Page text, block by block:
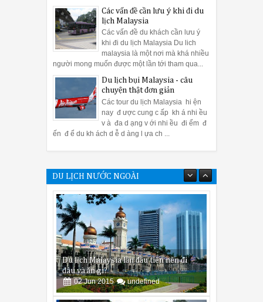
Các vấn đề cần lưu ý khi đi du
lịch Malaysia
Các vấn đề du khách cần lưu ý
khi đi du lịch Malaysia Du lich
malaysia là một nơi mà khá nhiều
người mong muốn được một lần tới tham qua...
Du lịch bụi Malaysia - câu
chuyện thật đơn giản
Các tour du lịch Malaysia hi ện
nay đ ược cung c ấp kh á nhi ều
v à đa d ạng v ới nhi ều đi ểm đ
ến đ ể du kh ách d ễ d àng l ựa ch ...
DU LỊCH NƯỚC NGOÀI
đâu và ăn gì?
Các vấn đề cần lưu ý khi đi du lịch
Malaysia
29 May 2015 undefined